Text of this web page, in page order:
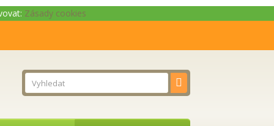
Zásady cookies